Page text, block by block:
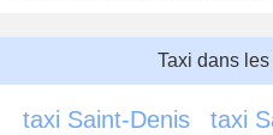
Taxi dans
taxi Saint-Denis taxi